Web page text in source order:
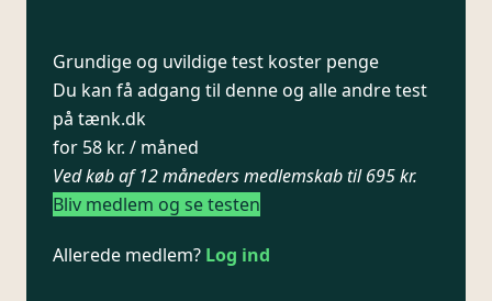
Grundige og uvildige test koster penge
Du kan få adgang til denne og alle andre test
på tænk.dk
for 58 kr. / måned
Ved køb af 12 måneders medlemskab til 695 kr.
Bliv medlem og se testen
Allerede medlem? Log ind